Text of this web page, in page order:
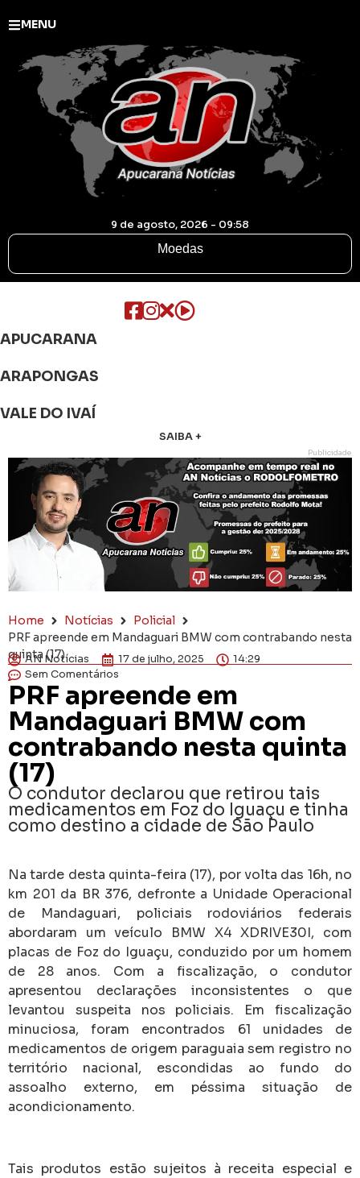
MENU
9 de agosto, 2026 - 09:58
Moedas
APUCARANA
ARAPONGAS
VALE DO IVAÍ
SAIBA +
Publicidade
Home Notícias
Policial
PRF apreende em Mandaguari BMW com contrabando nesta
quinta (17)
AN Notícias 17 de julho, 2025
14:29
Sem Comentários
PRF apreende em
Mandaguari BMW com
contrabando nesta quinta
(17)
O condutor declarou que retirou tais
medicamentos em Foz do Iguaçu e tinha
como destino a cidade de São Paulo
Na tarde desta quinta-feira (17), por volta das 16h, no
km 201 da BR 376, defronte a Unidade Operacional
de Mandaguari, policiais rodoviários federais
abordaram um veículo BMW X4 XDRIVE30I, com
placas de Foz do Iguaçu, conduzido por um homem
de 28 anos. Com a fiscalização, o condutor
apresentou declarações inconsistentes o que
levantou suspeita nos policiais. Em fiscalização
minuciosa, foram encontrados 61 unidades de
medicamentos de origem paraguaia sem registro no
território nacional, escondidas ao fundo do
assoalho externo, em péssima situação de
acondicionamento.
Tais produtos estão sujeitos à receita especial e